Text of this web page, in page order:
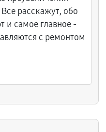
расскажут, обо
и самое главное -
с ремонтом